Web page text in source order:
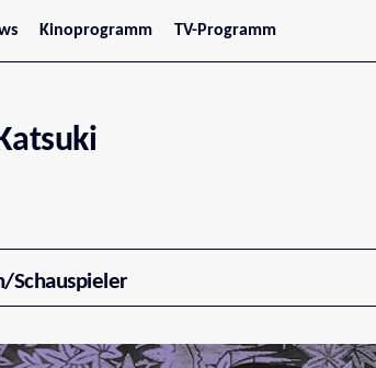
Kinoprogramm
Jetzt im Kino
Niederösterreich
Oberösterreich
Tirol
Vorarlberg
TV-Programm
Schauspieler